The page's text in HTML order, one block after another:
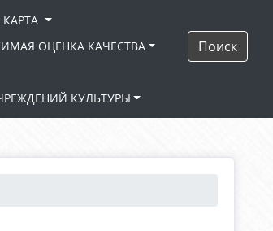
ОЦЕНКА КАЧЕСТВА
КУЛЬТУРЫ
Поиск